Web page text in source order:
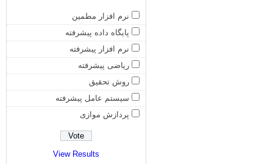
نرم افزار مطمین
پایگاه داده پیشرفته
نرم افزار پیشرفته
ریاضی پیشرفته
روش تحقیق
سیستم عامل پیشرفته
پردازش موازی
View Results